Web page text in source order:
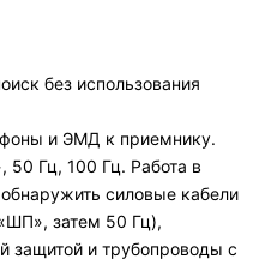
без использования
и ЭМД к приемнику.
Гц, 100 Гц. Работа в
силовые кабели
затем 50 Гц),
защитой и трубопроводы с